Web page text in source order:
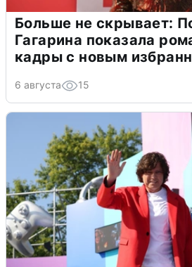
Больше не скрывает:
Гагарина показала
кадры с новым
6 августа 15